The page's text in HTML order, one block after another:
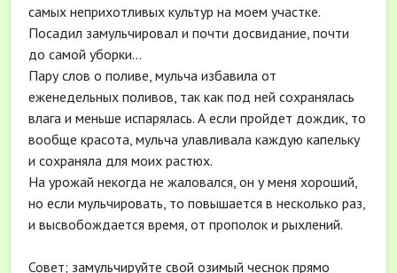
самых неприхотливых культур на моем участке.
Посадил замульчировал и почти досвидание, почти
до самой уборки...
Пару слов о поливе, мульча избавила от
еженедельных поливов, так как под ней сохранялась
влага и меньше испарялась. А если пройдет дождик, то
вообще красота, мульча улавливала каждую капельку
и сохраняла для моих растюх.
На урожай некогда не жаловался, он у меня хороший,
но если мульчировать, то повышается в несколько раз,
и высвобождается время, от прополок и рыхлений.
Совет; замульчируйте свой озимый чеснок прямо